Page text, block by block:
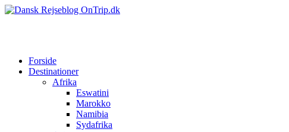
Forside
Destinationer
Afrika
Eswatini
Marokko
Namibia
Sydafrika